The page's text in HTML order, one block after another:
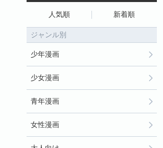
人気順 新着順
ジャンル別
少年漫画
少女漫画
青年漫画
女性漫画